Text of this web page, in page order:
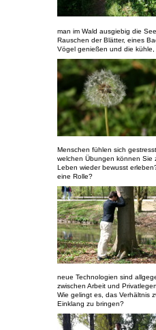
man im Wald ausgiebig die
Rauschen der Blätter, eines
Vögel genießen und die kühle,
Menschen fühlen sich
welchen Übungen können Sie
Leben wieder bewusst
eine Rolle?
neue Technologien sind
zwischen Arbeit und
Wie gelingt es, das Verhältnis
Einklang zu bringen?